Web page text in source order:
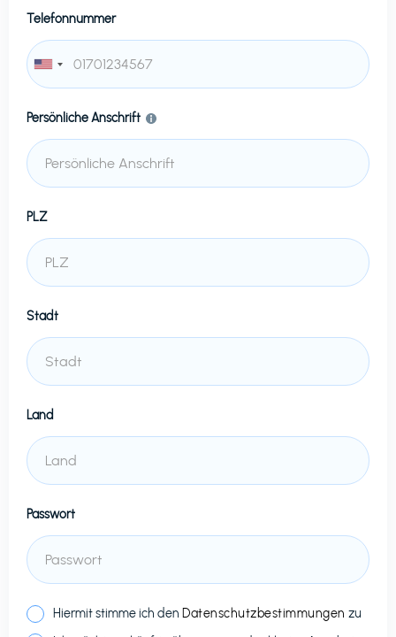
Telefonnummer
Persönliche Anschrift
PLZ
Stadt
Land
Passwort
Hiermit stimme ich den Datenschutzbestimmungen zu